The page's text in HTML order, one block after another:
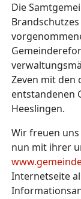
Die
Zeven mit den
entstandenen
Heeslingen.
Wir freuen
nun mit ihrer
Internetseite